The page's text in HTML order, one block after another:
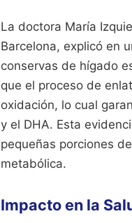
La doctora María
Barcelona, explicó en
conservas de hígado
que el proceso de
oxidación, lo cual
y el DHA. Esta
pequeñas porciones
metabólica.
Impacto en la